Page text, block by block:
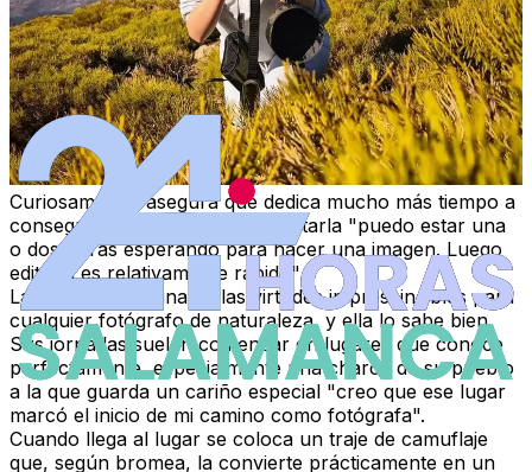
Curiosamente, asegura que dedica mucho más tiempo a
conseguir la fotografía que a editarla "puedo estar una
o dos horas esperando para hacer una imagen. Luego
editarla es relativamente rápido".
La paciencia es una de las virtudes imprescindibles para
cualquier fotógrafo de naturaleza, y ella lo sabe bien.
Sus jornadas suelen comenzar en lugares que conoce
perfectamente, especialmente una charca de su pueblo
a la que guarda un cariño especial "creo que ese lugar
marcó el inicio de mi camino como fotógrafa".
Cuando llega al lugar se coloca un traje de camuflaje
que, según bromea, la convierte prácticamente en un